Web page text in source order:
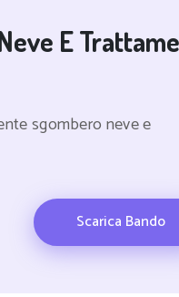
E
sgombero neve e
Scarica Bando